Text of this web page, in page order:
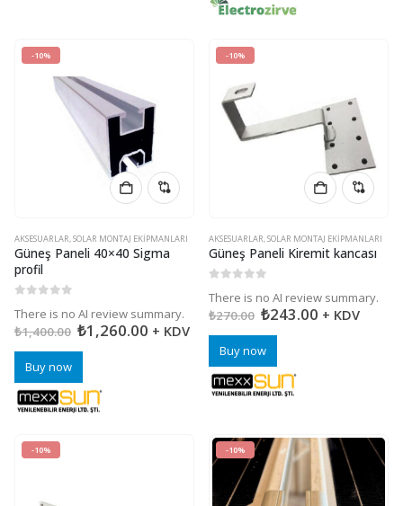
-10%
AKSESUARLAR,SOLAR MONTAJ EKIPMANLARI
Güneş Paneli 40×40 Sigma
profil
There is no AI review summary.
₺1,400.00 ₺1,260.00 + KDV
Buy now
-10%
AKSESUARLAR,SOLAR MONTAJ EKIPMANLARI
Güneş Paneli Kiremit kancası
There is no AI review summary.
₺270.00 ₺243.00 + KDV
Buy now
-10% -10%